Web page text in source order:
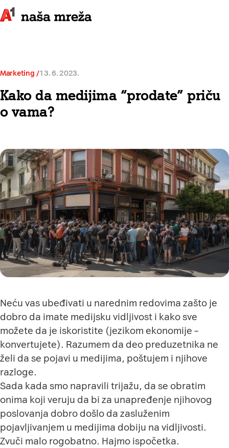
Marketing 13. 6. 2023.
Kako da medijima “prodate” priču
o vama?
Neću vas ubeđivati u narednim redovima zašto je
dobro da imate medijsku vidljivost i kako sve
možete da je iskoristite (jezikom ekonomije –
konvertujete). Razumem da deo preduzetnika ne
želi da se pojavi u medijima, poštujem i njihove
razloge.
Sada kada smo napravili trijažu, da se obratim
onima koji veruju da bi za unapređenje njihovog
poslovanja dobro došlo da zasluženim
pojavljivanjem u medijima dobiju na vidljivosti.
Zvuči malo rogobatno. Hajmo ispočetka.